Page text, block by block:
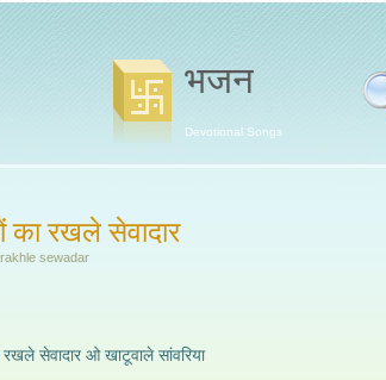
भजन
Devotional Songs
का रखले सेवादार
sewadar
रखले सेवादार ओ खाटूवाले सांवरिया